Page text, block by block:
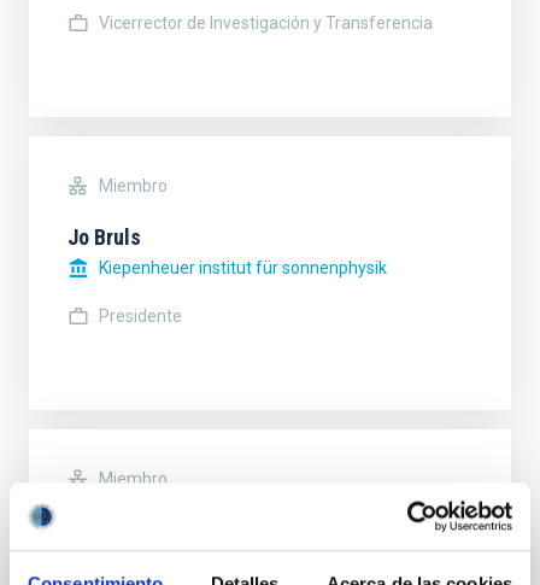
Vicerrector de Investigación y Transferencia
Miembro
Jo Bruls
Kiepenheuer institut für sonnenphysik
Presidente
Miembro